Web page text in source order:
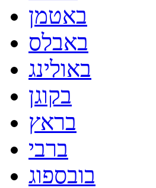
באטמן
באבלס
באולינג
בקוגן
בראץ
ברבי
בובספוג